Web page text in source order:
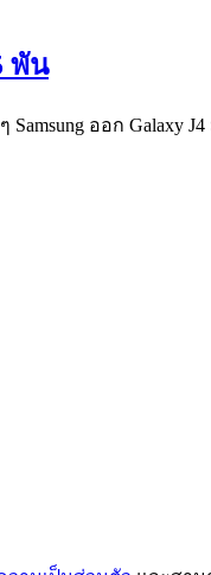
พัน
ออก Galaxy